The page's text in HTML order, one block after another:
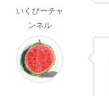
いくぴーチャ
ンネル